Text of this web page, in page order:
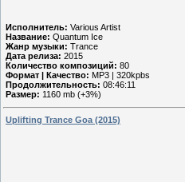
Исполнитель: Various Artist
Название: Quantum Ice
Жанр музыки: Trance
Дата релиза: 2015
Количество композиций: 80
Формат | Качество: MP3 | 320kpbs
Продолжительность: 08:46:11
Размер: 1160 mb (+3%)
Uplifting Trance Goa (2015)